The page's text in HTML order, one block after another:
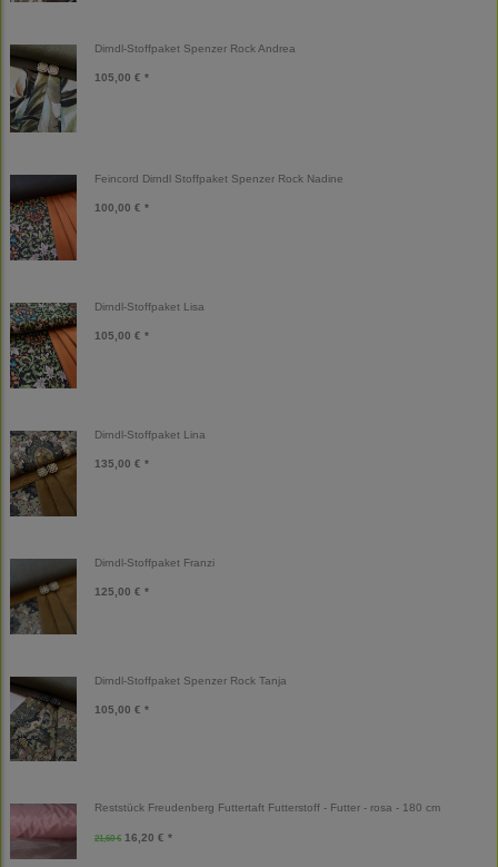
Dirndl-Stoffpaket Spenzer Rock Andrea
105,00 € *
Feincord Dirndl Stoffpaket Spenzer Rock Nadine
100,00 € *
Dirndl-Stoffpaket Lisa
105,00 € *
Dirndl-Stoffpaket Lina
135,00 € *
Dirndl-Stoffpaket Franzi
125,00 € *
Dirndl-Stoffpaket Spenzer Rock Tanja
105,00 € *
Reststück Freudenberg Futtertaft Futterstoff - Futter - rosa - 180 cm
21,60 € 16,20 € *